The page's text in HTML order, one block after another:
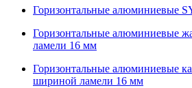
Горизонтальные алюминиевые
Горизонтальные алюминиевые
ламели 16 мм
Горизонтальные алюминиевые
шириной ламели 16 мм